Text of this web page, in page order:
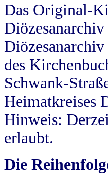
Das Original-
des
Schwank-
Heimatkreises
Hinweis:
erlaubt.
Die